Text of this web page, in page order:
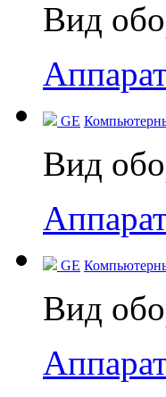
Вид
GE
Вид
GE
Вид